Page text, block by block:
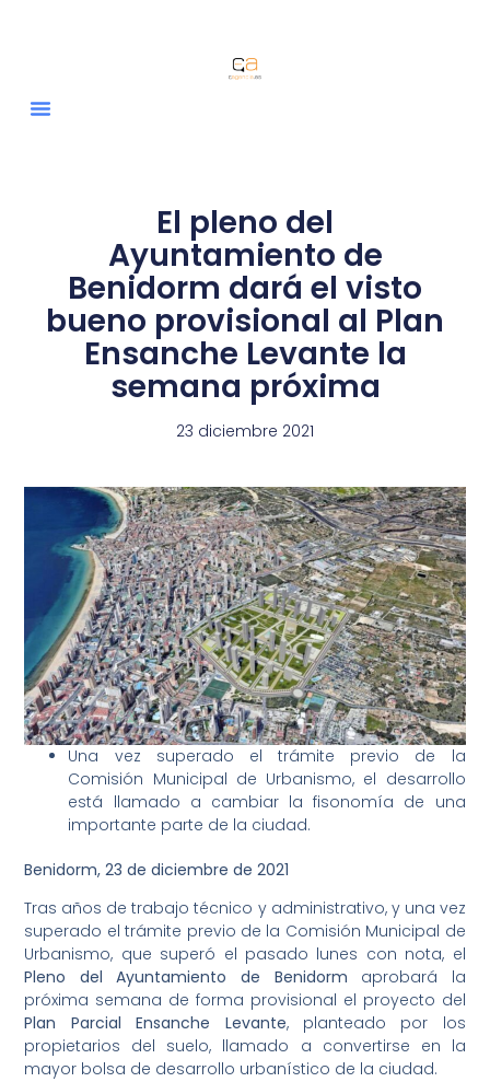
El pleno del
Ayuntamiento de
Benidorm dará el visto
bueno provisional al Plan
Ensanche Levante la
semana próxima
23 diciembre 2021
Una vez superado el trámite previo de la
Comisión Municipal de Urbanismo, el desarrollo
está llamado a cambiar la fisonomía de una
importante parte de la ciudad.
Benidorm, 23 de diciembre de 2021
Tras años de trabajo técnico y administrativo, y una vez
superado el trámite previo de la Comisión Municipal de
Urbanismo, que superó el pasado lunes con nota, el
Pleno del Ayuntamiento de Benidorm aprobará la
próxima semana de forma provisional el proyecto del
Plan Parcial Ensanche Levante, planteado por los
propietarios del suelo, llamado a convertirse en la
mayor bolsa de desarrollo urbanístico de la ciudad.